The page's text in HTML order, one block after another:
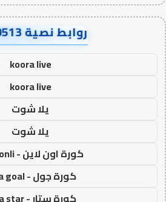
روابط نصية AA80513
koora live
koora live
يلا شوت
يلا شوت
كورة اون لاين - kora onli
كورة جول - kora goal
كورة ستار - kora star